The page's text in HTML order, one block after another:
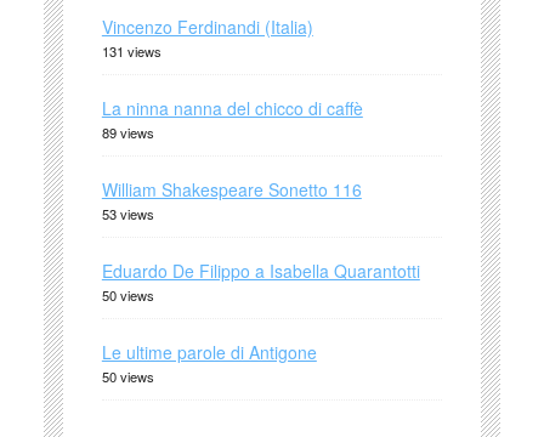
Vincenzo Ferdinandi (Italia)
131 views
La ninna nanna del chicco di caffè
89 views
William Shakespeare Sonetto 116
53 views
Eduardo De Filippo a Isabella Quarantotti
50 views
Le ultime parole di Antigone
50 views